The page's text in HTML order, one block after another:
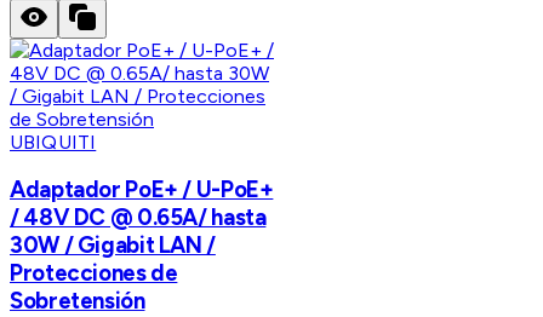
UBIQUITI
Adaptador PoE+ / U-PoE+
/ 48V DC @ 0.65A/ hasta
30W / Gigabit LAN /
Protecciones de
Sobretensión